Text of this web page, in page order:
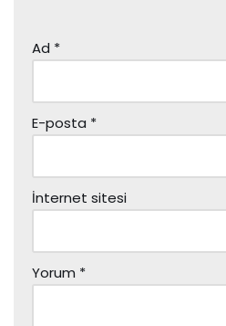
Ad *
E-posta *
İnternet sitesi
Yorum *